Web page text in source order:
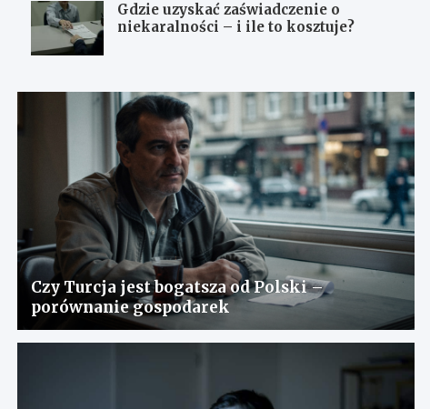
Gdzie uzyskać zaświadczenie o
niekaralności – i ile to kosztuje?
Czy Turcja jest bogatsza od Polski –
porównanie gospodarek